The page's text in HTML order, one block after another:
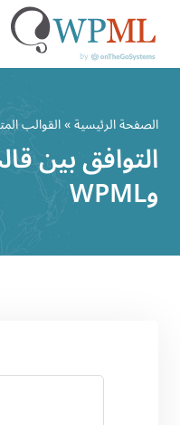
المحتوى
الصفحة الرئيسية»القوالب
وWPML